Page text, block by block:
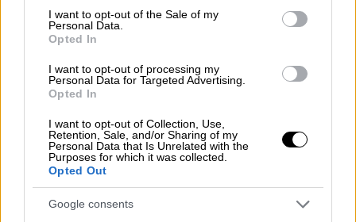
consent section.
I want to opt-out of the Sale of my
Personal Data.
Opted In
I want to opt-out of processing my
Personal Data for Targeted Advertising.
Opted In
I want to opt-out of Collection, Use,
Retention, Sale, and/or Sharing of my
Personal Data that Is Unrelated with the
Purposes for which it was collected.
Opted Out
Google consents
πήραν 700.486 ψήφους και ποσοστό
αθροιστικά 18,31%.